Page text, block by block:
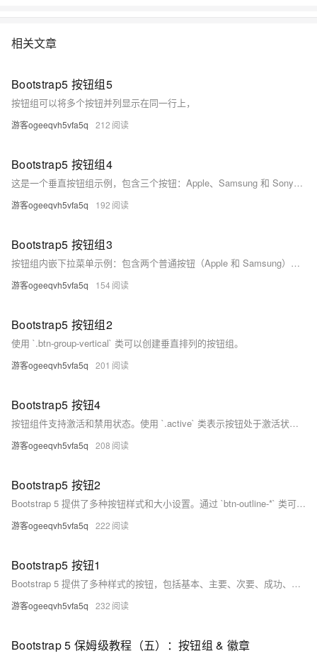
相关文章
Bootstrap5 按钮组5
按钮组可以将多个按钮并列显示在同一行上，
游客ogeeqvh5vfa5q 212
Bootstrap5 按钮组4
这是一个垂直按钮组示例，包含三个按钮：Apple、Samsung 和 Sony。其中 Sony 按钮是一个下拉菜单，包含 Tablet 和 Smartphone 两个选项。
游客ogeeqvh5vfa5q 192
Bootstrap5 按钮组3
按钮组内嵌下拉菜单示例：包含两个普通按钮（Apple 和 Samsung）和一个带下拉菜单的按钮（Sony），下拉菜单中包含 Tablet 和 Smartphone 两个选项。
游客ogeeqvh5vfa5q 154
Bootstrap5 按钮组2
使用 `.btn-group-vertical` 类可以创建垂直排列的按钮组。
游客ogeeqvh5vfa5q 201
Bootstrap5 按钮4
按钮组件支持激活和禁用状态。使用 `.active` 类表示按钮处于激活状态，而 `disabled` 属性用于禁用按钮，使其不可点击。对于 `&lt;a&gt;` 标签，由于不支持 `disabled` 属性，可以通过添加 `.disabled` 类来实现相同效果。示例代码展示了如何应用这些类和属性。
游客ogeeqvh5vfa5q 208
Bootstrap5 按钮2
Bootstrap 5 提供了多种按钮样式和大小设置。通过 `btn-outline-*` 类可为按钮添加不同颜色的边框，并在鼠标悬停时产生突出效果。使用 `.btn-lg` 和 `.btn-sm` 类可以分别设置大号和小号按钮。
游客ogeeqvh5vfa5q 222
Bootstrap5 按钮1
Bootstrap 5 提供了多种样式的按钮，包括基本、主要、次要、成功、信息、警告、危险、黑色、浅色和链接按钮。这些按钮样式可以通过添加不同的类应用于 `&lt;a&gt;`、`&lt;button&gt;` 或 `&lt;input&gt;` 元素。
游客ogeeqvh5vfa5q 232
Bootstrap 5 保姆级教程（五）：按钮组 & 徽章